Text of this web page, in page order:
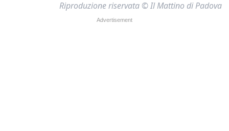
Riproduzione riservata © Il Mattino di Padova